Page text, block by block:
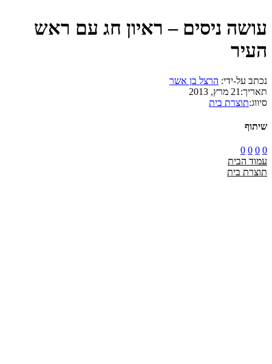
עושה ניסים – ראיון חג עם ראש
העיר
נכתב על-ידי: הרצל בן אשר
תאריך: 21 מרץ, 2013
סיווג:תוצרת בית
שיתוף
0
0
0
0
עמוד הבית
תוצרת בית